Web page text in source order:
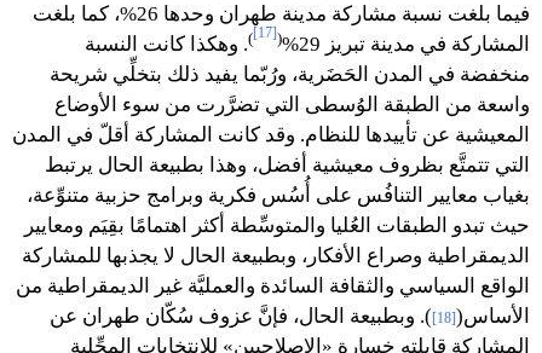
فيما بلغت نسبة مشاركة مدينة طهران وحدها 26%، كما بلغت
المشاركة في مدينة تبريز 29%
(
[17]
). وهكذا كانت النسبة
منخفضة في المدن الحَضَرية، ورُبّما يفيد ذلك بتخلِّي شريحة
واسعة من الطبقة الوُسطى التي تضرَّرت من سوء الأوضاع
المعيشية عن تأييدها للنظام. وقد كانت المشاركة أقلّ في المدن
التي تتمتَّع بظروف معيشية أفضل، وهذا بطبيعة الحال يرتبط
بغياب معايير التنافُس على أُسُس فكرية وبرامج حزبية متنوِّعة،
حيث تبدو الطبقات العُليا والمتوسِّطة أكثر اهتمامًا بقِيَم ومعايير
الديمقراطية وصراع الأفكار، وبطبيعة الحال لا يجذبها للمشاركة
الواقع السياسي والثقافة السائدة والعمليَّة غير الديمقراطية من
الأساس([18]
). وبطبيعة الحال، فإنَّ عزوف سُكّان طهران عن
المشاركة قابلته خسارة «الإصلاحيين» للانتخابات المحِّلية